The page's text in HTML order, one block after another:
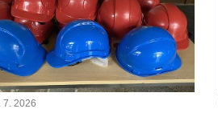
7. 2026